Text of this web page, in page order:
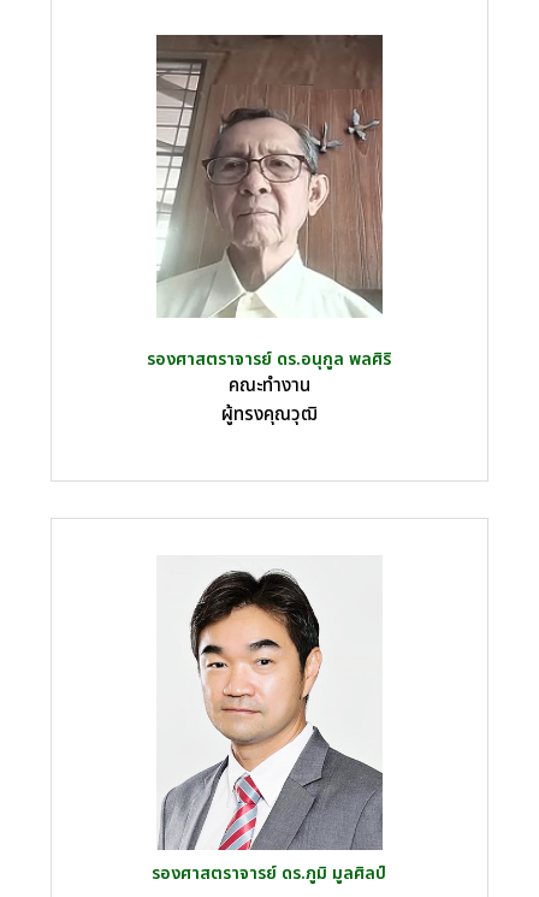
รองศาสตราจารย์ ดร.อนุกูล พลศิริ
คณะทำงาน
ผู้ทรงคุณวุฒิ
รองศาสตราจารย์ ดร.ภูมิ มูลศิลป์